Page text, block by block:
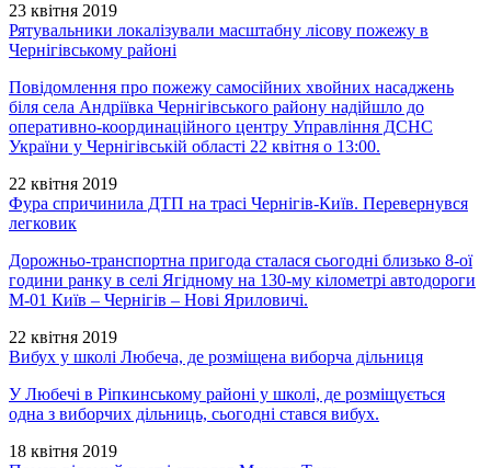
23 квітня 2019
Рятувальники локалізували масштабну лісову пожежу в
Чернігівському районі
Повідомлення про пожежу самосійних хвойних насаджень
біля села Андріївка Чернігівського району надійшло до
оперативно-координаційного центру Управління ДСНС
України у Чернігівській області 22 квітня о 13:00.
22 квітня 2019
Фура спричинила ДТП на трасі Чернігів-Київ. Перевернувся
легковик
Дорожньо-транспортна пригода сталася сьогодні близько 8-ої
години ранку в селі Ягідному на 130-му кілометрі автодороги
М-01 Київ – Чернігів – Нові Яриловичі.
22 квітня 2019
Вибух у школі Любеча, де розміщена виборча дільниця
У Любечі в Ріпкинському районі у школі, де розміщується
одна з виборчих дільниць, сьогодні стався вибух.
18 квітня 2019